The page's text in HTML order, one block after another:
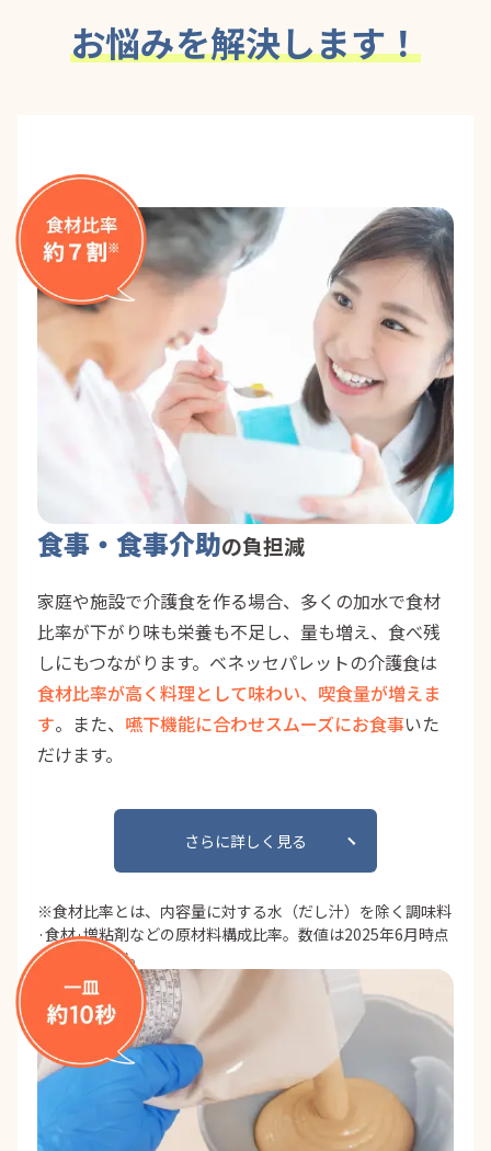
お悩みを解決します！​
食事・食事介助の負担減
家庭や施設で介護食を作る場合、多くの加水で食材
比率が下がり味も栄養も不足し、量も増え、食べ残
しにもつながります。ベネッセパレットの介護食は
食材比率が高く料理として味わい、喫食量が増えま
す。また、 嚥下機能に合わせスムーズにお食事いた
だけます。
さらに詳しく見る
※食材比率とは、内容量に対する水（だし汁）を除く調味料
·食材·増粘剤などの原材料構成比率。数値は2025年6月時点
自社調査調べ。